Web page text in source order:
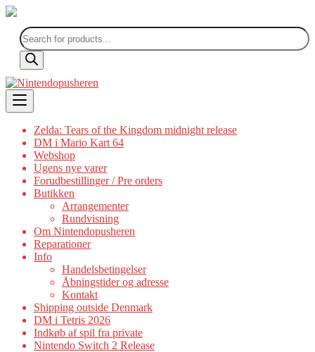
Products
search
Skip
to
content
Zelda: Tears of the Kingdom midnight release
DM i Mario Kart 64
Webshop
Ugens nye varer
Forudbestillinger / Pre orders
Butikken
Arrangementer
Rundvisning
Om Nintendopusheren
Reparationer
Info
Handelsbetingelser
Åbningstider og adresse
Kontakt
Shipping outside Denmark
DM i Tetris 2026
Indkøb af spil fra private
Nintendo Switch 2 Release